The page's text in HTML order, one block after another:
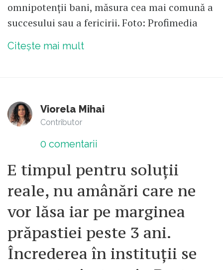
omnipotenții bani, măsura cea mai comună a
succesului sau a fericirii. Foto: Profimedia
Citește mai mult
Viorela Mihai
Contributor
0 comentarii
E timpul pentru soluții
reale, nu amânări care ne
vor lăsa iar pe marginea
prăpastiei peste 3 ani.
Încrederea în instituții se